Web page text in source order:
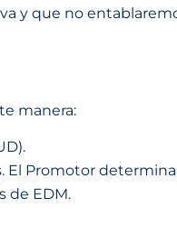
y que no
manera:
Promotor
de EDM.